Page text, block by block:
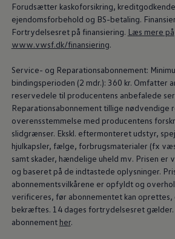
Forudsætter kaskoforsikring,
ejendomsforbehold og BS-betaling.
Fortrydelsesret på finansiering. Læs mere på
www.vwsf.dk/finansiering.
Service- og Reparationsabonnement:
bindingsperioden (2 mdr.): 360 kr. Omfatter
reservedele til producentens anbefalede
Reparationsabonnement tillige nødvendige
overensstemmelse med producentens
slidgrænser. Ekskl. eftermonteret udstyr,
hjulkapsler, fælge, forbrugsmaterialer (fx
samt skader, hændelige uheld mv. Prisen er
og baseret på de indtastede oplysninger.
abonnementsvilkårene er opfyldt og
verificeres, før abonnementet kan oprettes,
bekræftes. 14 dages fortrydelsesret
abonnement her.